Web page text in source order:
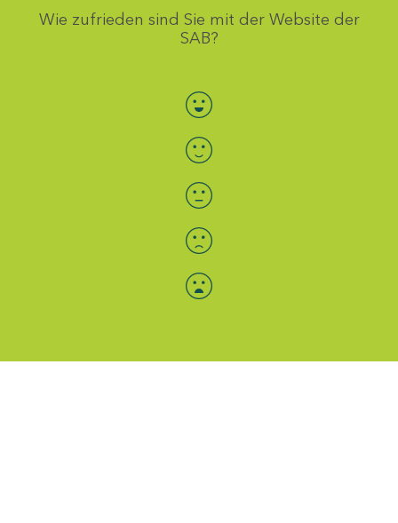
Wie zufrieden sind Sie mit der Website der
SAB?
Bewertung auswählen